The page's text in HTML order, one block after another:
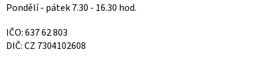
Pondělí - pátek 7.30 - 16.30 hod.
IČO: 637 62 803
DIČ: CZ 7304102608